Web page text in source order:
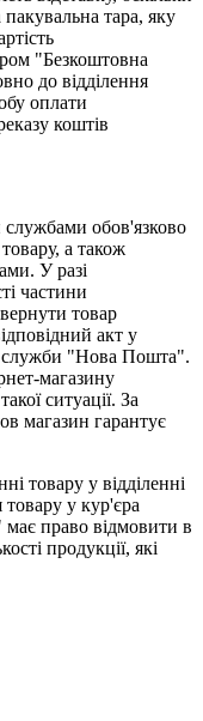
тара, яку
"Безкоштовна
до відділення
оплати
коштів
обов'язково
а також
У разі
частини
товар
акт у
служби "Нова Пошта".
магазину
ситуації. За
магазин гарантує
товару у відділенні
товару у кур'єра
право відмовити в
продукції, які